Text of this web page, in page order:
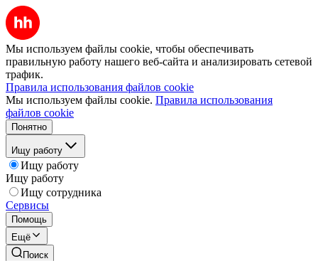
Мы используем файлы cookie, чтобы обеспечивать
правильную работу нашего веб-сайта и анализировать сетевой
трафик.
Правила использования файлов cookie
Мы используем файлы cookie. Правила использования
файлов cookie
Понятно
Ищу работу
Ищу работу
Ищу работу
Ищу сотрудника
Сервисы
Помощь
Ещё
Поиск